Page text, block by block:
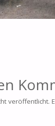
veröffentlicht.